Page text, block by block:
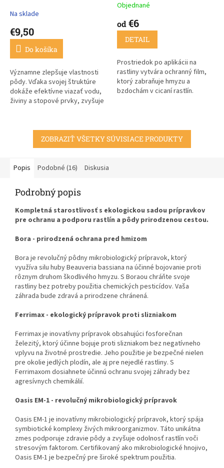
Na sklade
€9,50
Do košíka
Významne zlepšuje vlastnosti
pôdy. Vďaka svojej štruktúre
dokáže efektívne viazať vodu,
živiny a stopové prvky, zvyšuje
Priemerné
produktu
3,2
5
hviezdičiek.
Objednané
od €6
DETAIL
Prostriedok po aplikácii na
rastliny vytvára ochranný film,
ktorý zabraňuje hmyzu a
bzdochám v cicaní rastlín.
ZOBRAZIŤ VŠETKY SÚVISIACE PRODUKTY
Popis Podobné (16) Diskusia
Podrobný popis
Kompletná starostlivosť s ekologickou sadou prípravkov
pre ochranu a podporu rastlín a pôdy prirodzenou cestou.
Bora - prirodzená ochrana pred hmizom
Bora je revolučný pôdny mikrobiologický prípravok, ktorý
využíva silu huby Beauveria bassiana na účinné bojovanie proti
rôznym druhom škodlivého hmyzu. S Boraou chráňte svoje
rastliny bez potreby použitia chemických pesticídov. Vaša
záhrada bude zdravá a prirodzene chránená.
Ferrimax - ekologický prípravok proti slizniakom
Ferrimax je inovatívny prípravok obsahujúci fosforečnan
železitý, ktorý účinne bojuje proti slizniakom bez negatívneho
vplyvu na životné prostredie. Jeho použitie je bezpečné nielen
pre okolie jedlých plodín, ale aj pre nejedlé rastliny. S
Ferrimaxom dosiahnete účinnú ochranu svojej záhrady bez
agresívnych chemikálií.
Oasis EM-1 - revolučný mikrobiologický prípravok
Oasis EM-1 je inovatívny mikrobiologický prípravok, ktorý spája
symbiotické komplexy živých mikroorganizmov. Táto unikátna
zmes podporuje zdravie pôdy a zvyšuje odolnosť rastlín voči
stresovým faktorom. Certifikovaný ako mikrobiologické hnojivo,
Oasis EM-1 je bezpečný pre široké spektrum použitia.